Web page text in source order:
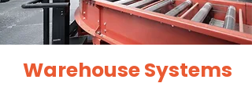
Warehouse Systems